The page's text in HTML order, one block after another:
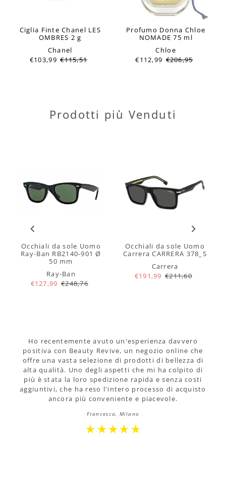
Ciglia Finte Chanel LES
OMBRES 2 g
Chanel
€103,99 €115,51
Profumo Donna Chloe
NOMADE 75 ml
Chloe
€112,99 €206,95
Prodotti più Venduti
Occhiali da sole Uomo
Ray-Ban RB2140-901 Ø
50 mm
Ray-Ban
€127,99 €248,76
Occhiali da sole Uomo
Carrera CARRERA 378_S
Carrera
€191,99 €211,60
Ho recentemente avuto un'esperienza davvero
positiva con Beauty Revive, un negozio online che
offre una vasta selezione di prodotti di bellezza di
alta qualità. Uno degli aspetti che mi ha colpito di
più è stata la loro spedizione rapida e senza costi
aggiuntivi, che ha reso l'intero processo di acquisto
ancora più conveniente e piacevole.
Francesca, Milano